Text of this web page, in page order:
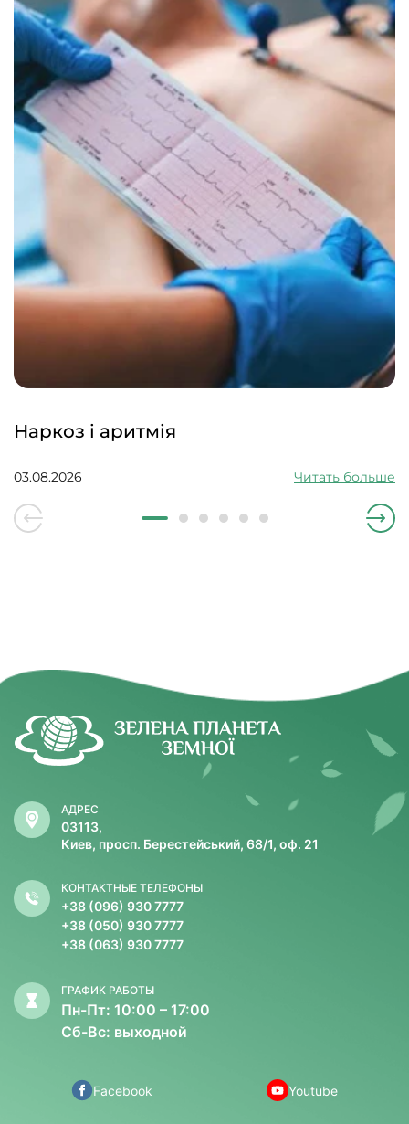
Наркоз і аритмія
03.08.2026 Читать больше
АДРЕС
03113,
Киев, просп. Берестейський, 68/1, оф. 21
КОНТАКТНЫЕ ТЕЛЕФОНЫ
+38 (096) 930 7777
+38 (050) 930 7777
+38 (063) 930 7777
ГРАФИК РАБОТЫ
Пн-Пт: 10:00 – 17:00
Сб-Вс: выходной
Facebook Youtube